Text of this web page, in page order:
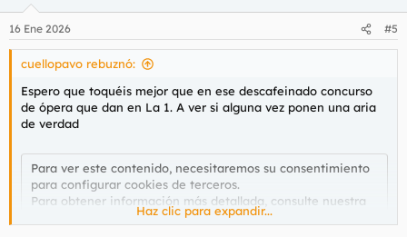
e
s
16 Ene 2026 #5
cuellopavo rebuznó:
Espero que toquéis mejor que en ese descafeinado concurso
de ópera que dan en La 1. A ver si alguna vez ponen una aria
de verdad
Para ver este contenido, necesitaremos su consentimiento
para configurar cookies de terceros.
Para obtener información más detallada, consulte nuestra
.Haz clic para expandir...